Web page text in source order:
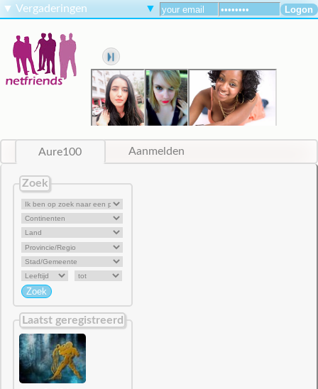
▼ Vergaderingen ▼
Aure100 Aanmelden
Zoek
Laatst geregistreerd